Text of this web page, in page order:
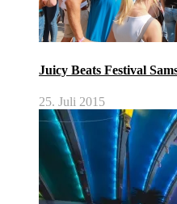
Juicy Beats Festival
25. Juli 2015